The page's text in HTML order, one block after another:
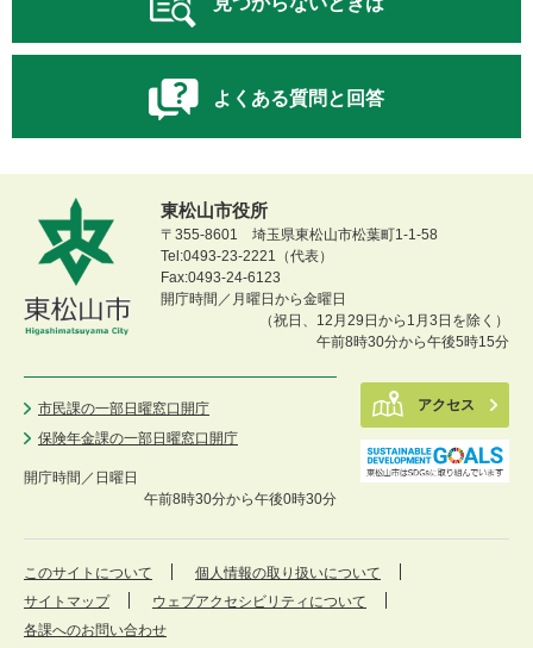
よくある質問と回答
東松山市役所
〒355-8601 埼玉県東松山市松葉町1-1-58
Tel:0493-23-2221（代表）
Fax:0493-24-6123
開庁時間／月曜日から金曜日
（祝日、12月29日から1月3日を除く）
午前8時30分から午後5時15分
市民課の一部日曜窓口開庁
保険年金課の一部日曜窓口開庁
開庁時間／ 日曜日
午前8時30分から午後0時30分
アクセス
このサイトについて
個人情報の取り扱いについて
サイトマップ
ウェブアクセシビリティについて
各課へのお問い合わせ